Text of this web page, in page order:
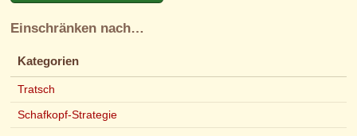
Einschränken nach…
Kategorien
Tratsch
Schafkopf-Strategie